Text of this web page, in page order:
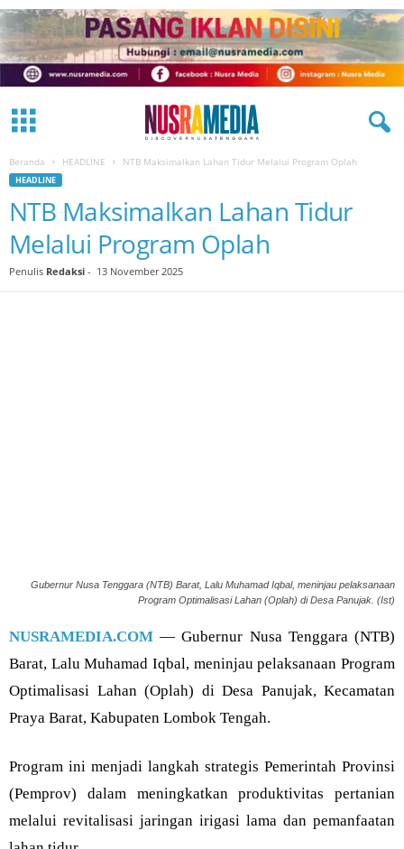
Beranda HEADLINE NTB Maksimalkan Lahan Tidur Melalui Program Oplah
HEADLINE
NTB Maksimalkan Lahan Tidur
Melalui Program Oplah
Penulis Redaksi - 13 November 2025
Gubernur Nusa Tenggara (NTB) Barat, Lalu Muhamad Iqbal, meninjau pelaksanaan
Program Optimalisasi Lahan (Oplah) di Desa Panujak. (Ist)
NUSRAMEDIA.COM — Gubernur Nusa Tenggara (NTB)
Barat, Lalu Muhamad Iqbal, meninjau pelaksanaan Program
Optimalisasi Lahan (Oplah) di Desa Panujak, Kecamatan
Praya Barat, Kabupaten Lombok Tengah.
Program ini menjadi langkah strategis Pemerintah Provinsi
(Pemprov) dalam meningkatkan produktivitas pertanian
melalui revitalisasi jaringan irigasi lama dan pemanfaatan